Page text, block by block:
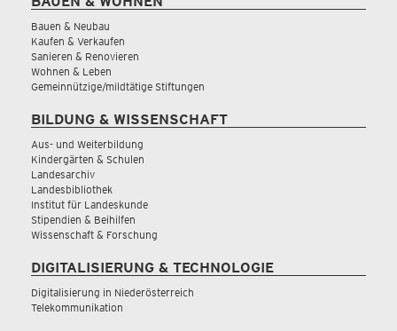
Bauen & Neubau
Kaufen & Verkaufen
Sanieren & Renovieren
Wohnen & Leben
Gemeinnützige/mildtätige Stiftungen
BILDUNG & WISSENSCHAFT
Aus- und Weiterbildung
Kindergärten & Schulen
Landesarchiv
Landesbibliothek
Institut für Landeskunde
Stipendien & Beihilfen
Wissenschaft & Forschung
DIGITALISIERUNG & TECHNOLOGIE
Digitalisierung in Niederösterreich
Telekommunikation